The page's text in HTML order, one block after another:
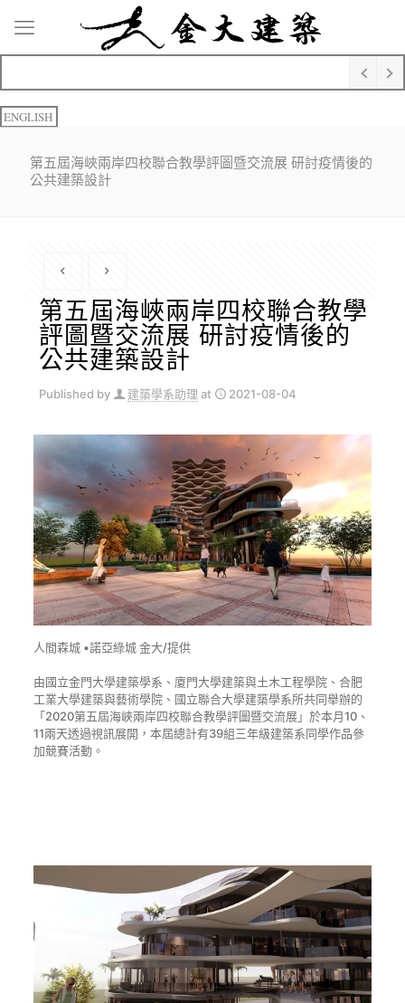
ENGLISH
第五屆海峽兩岸四校聯合教學評圖暨交流展 研討疫情後的
公共建築設計
第五屆海峽兩岸四校聯合教學
評圖暨交流展 研討疫情後的
公共建築設計
Published by 建築學系助理 at 2021-08-04
人間森城 •諾亞綠城 金大/提供
由國立金門大學建築學系、廈門大學建築與土木工程學院、合肥
工業大學建築與藝術學院、國立聯合大學建築學系所共同舉辦的
「2020第五屆海峽兩岸四校聯合教學評圖暨交流展」於本月10、
11兩天透過視訊展開，本屆總計有39組三年級建築系同學作品參
加競賽活動。